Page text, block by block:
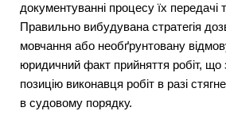
документуванні процесу їх передачі
Правильно вибудувана стратегія
мовчання або необґрунтовану
юридичний факт прийняття робіт, що
позицію виконавця робіт в разі
в судовому порядку.